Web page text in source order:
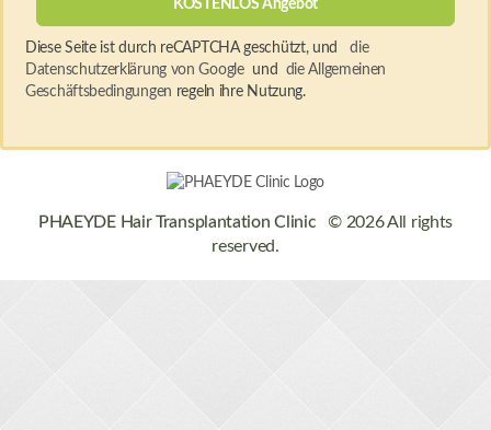
Diese Seite ist durch reCAPTCHA geschützt, und
die
Datenschutzerklärung von Googleund die Allgemeinen
Geschäftsbedingungen regeln ihre Nutzung.
PHAEYDE Hair Transplantation Clinic
© 2026 All rights
reserved.